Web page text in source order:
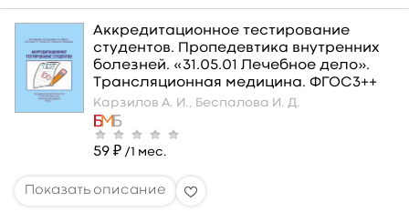
Аккредитационное тестирование
студентов. Пропедевтика внутренних
болезней. «31.05.01 Лечебное дело».
Трансляционная медицина. ФГОС3++
Карзилов А. И., Беспалова И. Д.
59 ₽ /1 мес.